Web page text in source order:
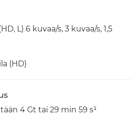
L) 6 kuvaa/s, 3 kuvaa/s, 1,5
(HD)
4 Gt tai 29 min 59 s¹